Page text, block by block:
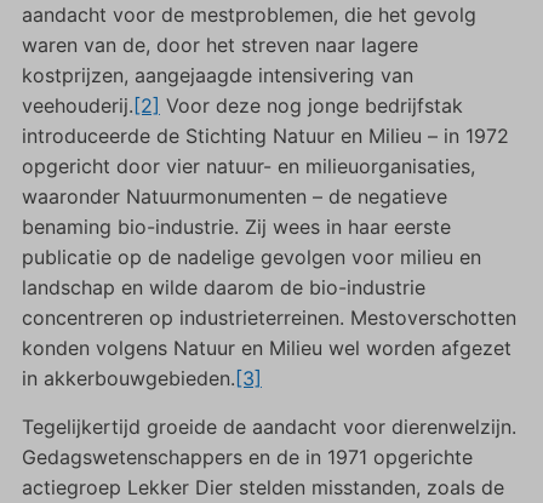
aandacht voor de mestproblemen, die het gevolg
waren van de, door het streven naar lagere
kostprijzen, aangejaagde intensivering van
veehouderij.[2] Voor deze nog jonge bedrijfstak
introduceerde de Stichting Natuur en Milieu – in 1972
opgericht door vier natuur- en milieuorganisaties,
waaronder Natuurmonumenten – de negatieve
benaming bio-industrie. Zij wees in haar eerste
publicatie op de nadelige gevolgen voor milieu en
landschap en wilde daarom de bio-industrie
concentreren op industrieterreinen. Mestoverschotten
konden volgens Natuur en Milieu wel worden afgezet
in akkerbouwgebieden.[3]
Tegelijkertijd groeide de aandacht voor dierenwelzijn.
Gedagswetenschappers en de in 1971 opgerichte
actiegroep Lekker Dier stelden misstanden, zoals de